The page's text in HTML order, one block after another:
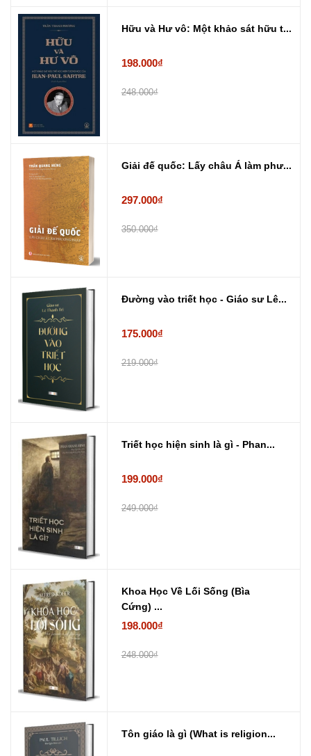
Hữu và Hư vô: Một khảo sát hữu t...
198.000₫
248.000₫
Giải đế quốc: Lấy châu Á làm phư...
297.000₫
350.000₫
Đường vào triết học - Giáo sư Lê...
175.000₫
219.000₫
Triết học hiện sinh là gì - Phan...
199.000₫
249.000₫
Khoa Học Về Lối Sống (Bìa
Cứng) ...
198.000₫
248.000₫
Tôn giáo là gì (What is religion...